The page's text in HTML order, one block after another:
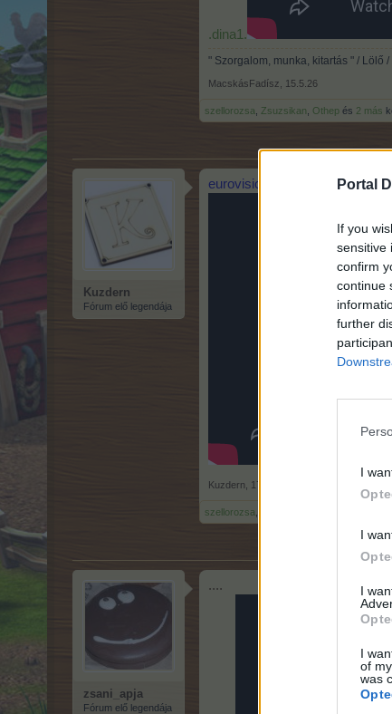
Portal
If you
sensitive
confirm
continue
further
I
I
I
I
of
was
.dina1.
" Szorgalom, munka, kitartás " / Lölő /
MacskásFadísz 15.5.26
szellorozsa Zsuzsikan Othep és 2 más
Kuzdern
Fórum elő legendája
eurovision 2026 bulgaria
Kuzdern 17.5.26
szellorozsa
zsani_apja
Fórum elő legendája
....